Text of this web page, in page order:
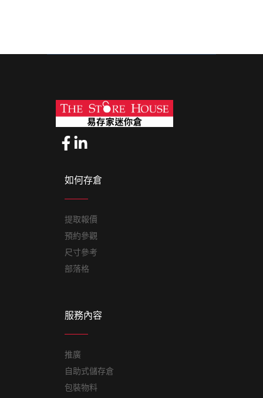
如何存倉
提取報價
預約參觀
尺寸參考
部落格
服務內容
推廣
自助式儲存倉
包裝物料